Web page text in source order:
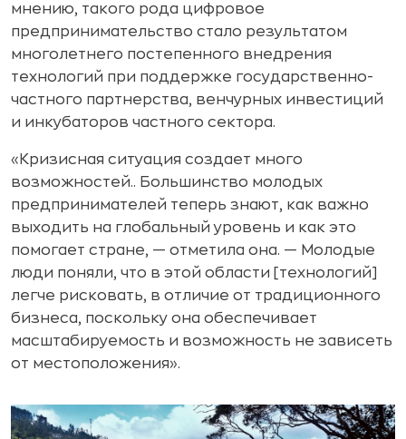
мнению, такого рода цифровое
предпринимательство стало результатом
многолетнего постепенного внедрения
технологий при поддержке государственно-
частного партнерства, венчурных инвестиций
и инкубаторов частного сектора.
«Кризисная ситуация создает много
возможностей.. Большинство молодых
предпринимателей теперь знают, как важно
выходить на глобальный уровень и как это
помогает стране, — отметила она. — Молодые
люди поняли, что в этой области [технологий]
легче рисковать, в отличие от традиционного
бизнеса, поскольку она обеспечивает
масштабируемость и возможность не зависеть
от местоположения».